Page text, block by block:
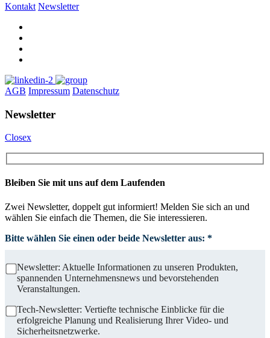
Kontakt Newsletter
AGB Impressum Datenschutz
Newsletter
Closex
Bleiben Sie mit uns auf dem Laufenden
Zwei Newsletter, doppelt gut informiert! Melden Sie sich an und
wählen Sie einfach die Themen, die Sie interessieren.
Bitte wählen Sie einen oder beide Newsletter aus: *
Newsletter: Aktuelle Informationen zu unseren Produkten,
spannenden Unternehmensnews und bevorstehenden
Veranstaltungen.
Tech-Newsletter: Vertiefte technische Einblicke für die
erfolgreiche Planung und Realisierung Ihrer Video- und
Sicherheitsnetzwerke.